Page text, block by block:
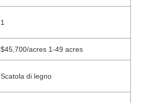
1
$45,700/acres 1-49 acres
Scatola di legno